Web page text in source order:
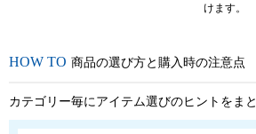
けます。
商品の選び方と購入時の注意点
カテゴリー毎にアイテム選びのヒントをま